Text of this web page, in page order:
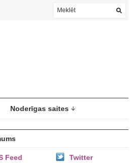
Noderīgas saites
Feed Twitter